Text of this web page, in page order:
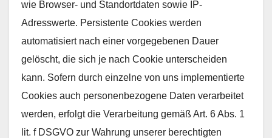
wie Browser- und Standortdaten sowie IP-
Adresswerte. Persistente Cookies werden
automatisiert nach einer vorgegebenen Dauer
gelöscht, die sich je nach Cookie unterscheiden
kann. Sofern durch einzelne von uns implementierte
Cookies auch personenbezogene Daten verarbeitet
werden, erfolgt die Verarbeitung gemäß Art. 6 Abs. 1
lit. f DSGVO zur Wahrung unserer berechtigten